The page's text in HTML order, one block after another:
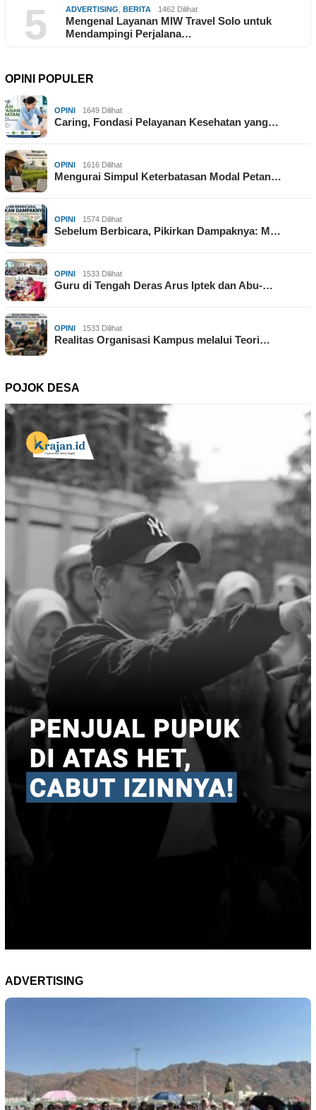
5 ADVERTISING BERITA 1462 Dilihat
Mengenal Layanan MIW Travel Solo untuk
Mendampingi Perjalana…
OPINI POPULER
OPINI 1649 Dilihat
Caring, Fondasi Pelayanan Kesehatan yang…
OPINI 1616 Dilihat
Mengurai Simpul Keterbatasan Modal Petan…
OPINI 1574 Dilihat
Sebelum Berbicara, Pikirkan Dampaknya: M…
OPINI 1533 Dilihat
Guru di Tengah Deras Arus Iptek dan Abu-…
OPINI 1533 Dilihat
Realitas Organisasi Kampus melalui Teori…
POJOK DESA
ADVERTISING